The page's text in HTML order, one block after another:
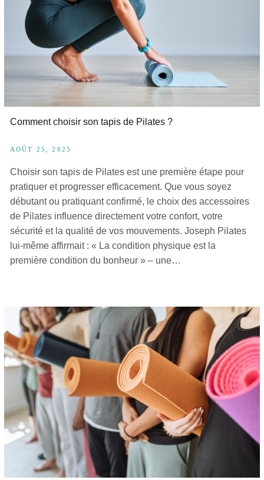
Comment choisir son tapis de Pilates ?
AOÛT 25, 2025
Choisir son tapis de Pilates est une première étape pour
pratiquer et progresser efficacement. Que vous soyez
débutant ou pratiquant confirmé, le choix des accessoires
de Pilates influence directement votre confort, votre
sécurité et la qualité de vos mouvements. Joseph Pilates
lui-même affirmait : « La condition physique est la
première condition du bonheur » – une…